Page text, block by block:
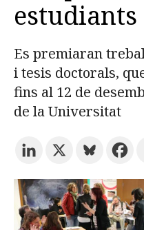
Més categories
Prova la
Subscriu-te als
CATALÀ
estudiants
Es premiaran
i tesis doctorals,
fins al 12 de
de la Universitat